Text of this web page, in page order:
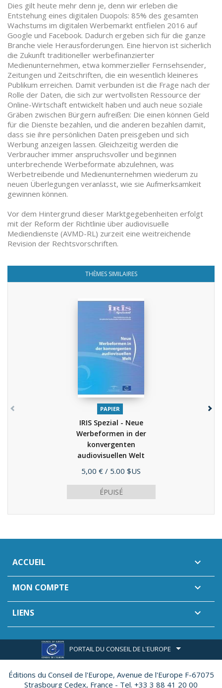
Dies gilt heute mehr denn je, denn wir erleben die
Entstehung eines digitalen Duopols: 85% des gesamten
Wachstums im digitalen Werbemarkt entfielen 2016 auf
Google und Facebook. Dadurch ergeben sich für die ganze
Branche viele Herausforderungen. Eine hiervon ist sicherlich
die Zukunft traditioneller werbefinanzierter
Medienunternehmen, etwa kommerzieller Fernsehsender,
Zeitungen und Zeitschriften, die ein wesentlich kleineres
Publikum erreichen. Damit verbunden ist die Frage nach der
Rolle der Daten, die sich zur wertvollsten Ressource der
Online-Wirtschaft entwickelt haben und auch neue soziale
Gräben zwischen Bürgern aufreißen: Die einen können Geld
für die Dienste bezahlen, und die anderen bezahlen damit,
dass sie ihre persönlichen Daten preisgeben und sich
Werbung anzeigen lassen. Gleichzeitig werden die
Verbraucher immer anspruchsvoller und beginnen
unterbrechende Werbeformate abzulehnen, was
Werbetreibende und Medienunternehmen wiederum zu
neuen Überlegungen veranlasst, wie sie Aufmerksamkeit
gewinnen können.
Vor dem Hintergrund dieser Marktgegebenheiten erfolgt
mit der Reform der Richtlinie über audiovisuelle
Mediendienste (AVMD-RL) zurzeit eine weitreichende
Revision der Rechtsvorschriften.
THÈMES SIMILAIRES
PAPIER
IRIS Spezial - Neue
Werbeformen in der
konvergenten
audiovisuellen Welt
Prix
5,00 € / 5.00 $US
ÉPUISÉ
ACCUEIL 
MON COMPTE 
LIENS 
PORTAIL DU CONSEIL DE L'EUROPE
Éditions du Conseil de l'Europe, Avenue de l'Europe F-67075
Strasbourg Cedex, France - Tel. +33 3 88 41 20 00